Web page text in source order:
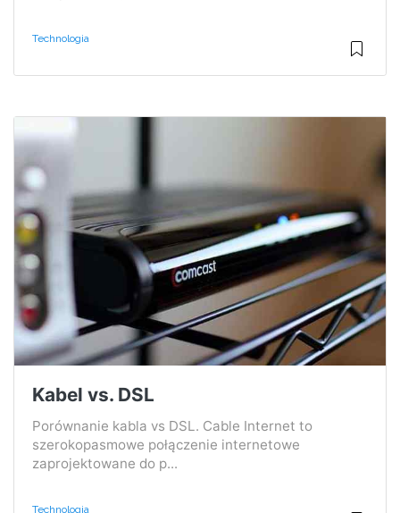
Technologia
Kabel vs. DSL
Porównanie kabla vs DSL. Cable Internet to
szerokopasmowe połączenie internetowe
zaprojektowane do p...
Technologia